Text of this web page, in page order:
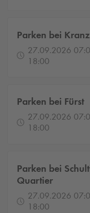
Parken bei
27.09.2026
18:00
Parken bei Fürst
27.09.2026
18:00
Parken bei
Quartier
27.09.2026
18:00